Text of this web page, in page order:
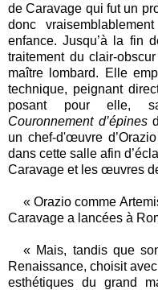
de Caravage qui fut un
donc
enfance. Jusqu’à la fin
traitement du clair-
maître lombard. Elle
technique, peignant
posant pour elle,
Couronnement d’épines
un chef-d'œuvre
dans cette salle afin
Caravage et les œuvres
« Orazio comme
Caravage a lancées à
« Mais, tandis que
Renaissance, choisit
esthétiques du grand